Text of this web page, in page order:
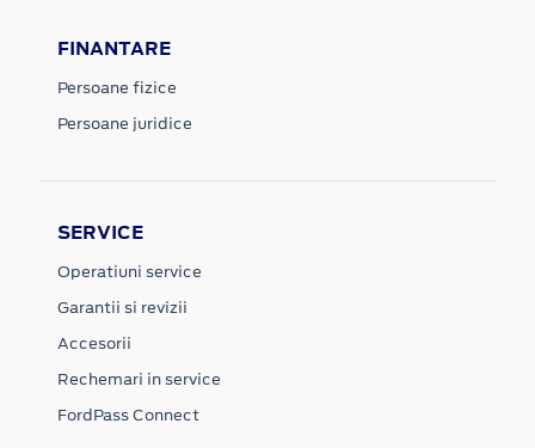
FINANTARE
Persoane fizice
Persoane juridice
SERVICE
Operatiuni service
Garantii si revizii
Accesorii
Rechemari in service
FordPass Connect